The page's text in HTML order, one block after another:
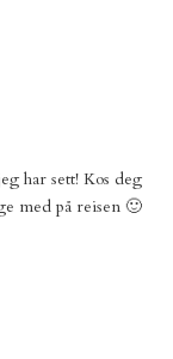
har sett! Kos deg
med på reisen 🙂